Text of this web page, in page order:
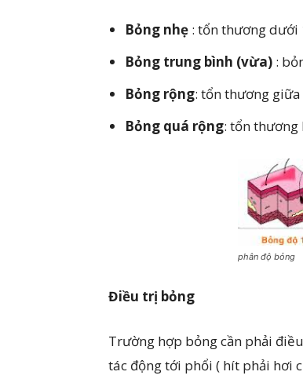
Bỏng nhẹ : tổn thương dưới
Bỏng trung bình (vừa) :
Bỏng rộng: tổn thương giữa
Bỏng quá rộng: tổn thương
phân độ bỏng
Điều trị bỏng
Trường hợp bỏng cần phải
tác động tới phổi ( hít phải hơi